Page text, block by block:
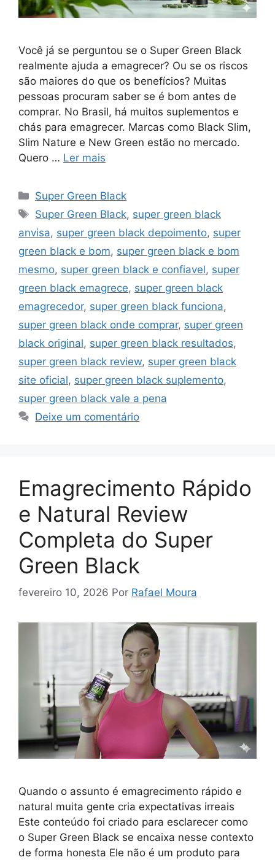
Você já se perguntou se o Super Green Black
realmente ajuda a emagrecer? Ou se os riscos
são maiores do que os benefícios? Muitas
pessoas procuram saber se é bom antes de
comprar. No Brasil, há muitos suplementos e
chás para emagrecer. Marcas como Black Slim,
Slim Nature e New Green estão no mercado.
Quero … Ler mais
Categorias
Super Green Black
Tags
Super Green Black, super green black
anvisa, super green black depoimento, super
green black e bom, super green black e bom
mesmo, super green black e confiavel, super
green black emagrece, super green black
emagrecedor, super green black funciona,
super green black onde comprar, super green
black original, super green black resultados,
super green black review, super green black
site oficial, super green black suplemento,
super green black vale a pena
Deixe um comentário
Emagrecimento Rápido
e Natural Review
Completa do Super
Green Black
fevereiro 10, 2026 Por Rafael Moura
Quando o assunto é emagrecimento rápido e
natural muita gente cria expectativas irreais
Este conteúdo foi criado para esclarecer como
o Super Green Black se encaixa nesse contexto
de forma honesta Ele não é um produto para